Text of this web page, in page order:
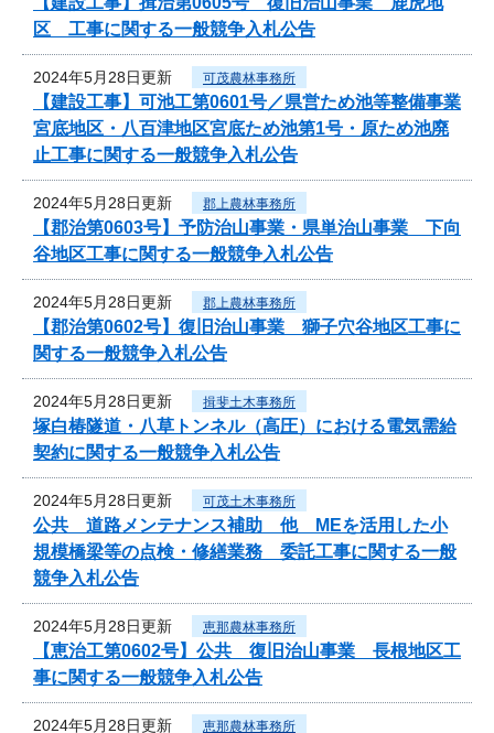
区 工事に関する一般競争入札公告
2024年5月28日更新 可茂農林事務所
【建設工事】可池工第0601号／県営ため池等整備事業
宮底地区・八百津地区宮底ため池第1号・原ため池廃
止工事に関する一般競争入札公告
2024年5月28日更新 郡上農林事務所
【郡治第0603号】予防治山事業・県単治山事業 下向
谷地区工事に関する一般競争入札公告
2024年5月28日更新 郡上農林事務所
【郡治第0602号】復旧治山事業 獅子穴谷地区工事に
関する一般競争入札公告
2024年5月28日更新 揖斐土木事務所
塚白椿隧道・八草トンネル（高圧）における電気需給
契約に関する一般競争入札公告
2024年5月28日更新 可茂土木事務所
公共 道路メンテナンス補助 他 MEを活用した小
規模橋梁等の点検・修繕業務 委託工事に関する一般
競争入札公告
2024年5月28日更新 恵那農林事務所
【恵治工第0602号】公共 復旧治山事業 長根地区工
事に関する一般競争入札公告
2024年5月28日更新 恵那農林事務所